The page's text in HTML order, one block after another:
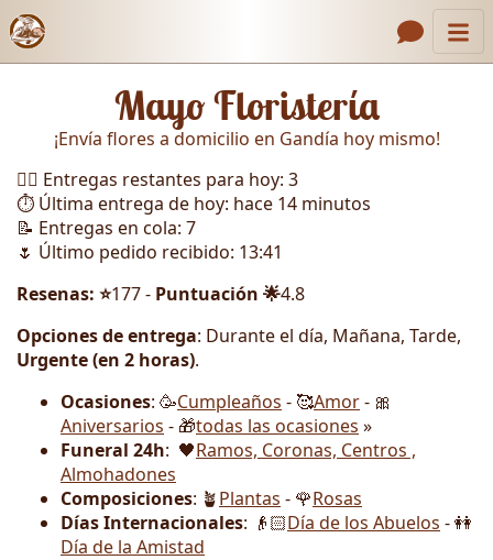
Enlaces de encabezado
Contacto
Galería
Cómo Hacer un Pedido
Llámanos
Mayo Floristería
¡Envía flores a domicilio en Gandía hoy mismo!
🏃‍♂️ Entregas restantes para hoy: 3
⏱️ Última entrega de hoy: hace 14 minutos
📝 Entregas en cola: 7
🌷 Último pedido recibido: 13:41
Resenas: ⭐177 - Puntuación 🌟4.8
Opciones de entrega: Durante el día, Mañana, Tarde,
Urgente (en 2 horas).
Ocasiones: 🥳Cumpleaños - 🥰Amor- 🎀
Aniversarios - 🎁todas las ocasiones »
Funeral 24h: 🖤Ramos, Coronas, Centros ,
Almohadones
Composiciones: 🪴Plantas - 🌹Rosas
Días Internacionales: 👴🏻Día de los Abuelos - 👭
Día de la Amistad